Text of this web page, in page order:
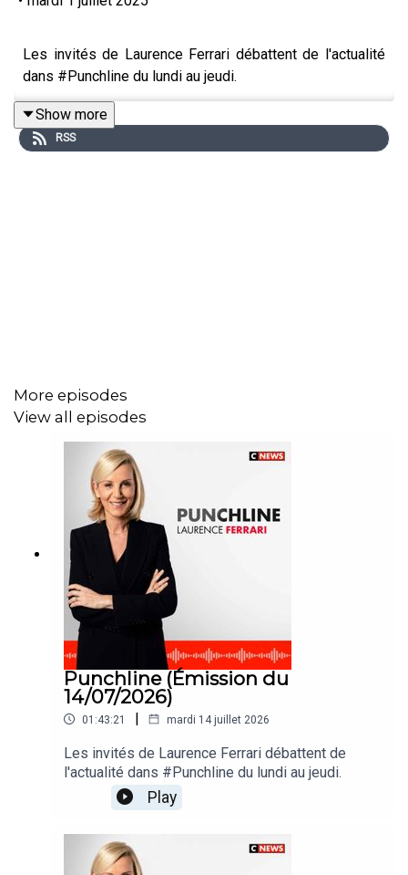
Les invités de Laurence Ferrari débattent de l'actualité
dans #Punchline du lundi au jeudi.
Show more
RSS
More episodes
View all episodes
Punchline (Émission du
14/07/2026)
01:43:21 | mardi 14 juillet 2026
Les invités de Laurence Ferrari débattent de
l'actualité dans #Punchline du lundi au jeudi.
Play